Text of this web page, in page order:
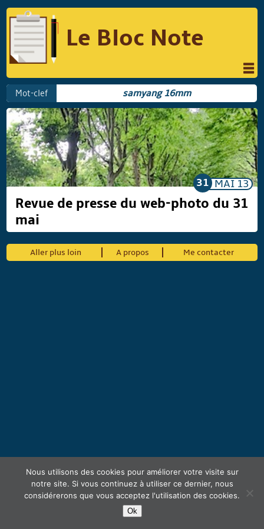
Le Bloc Note
INFORMATIQUE
MUSIQUE
PHOTOGRAPHIE
PODCAST
RÉFLEXIONS
REVUES DE PRESSE
COMPARATIF DES HYBRIDES
COMPARATIF DES APPAREILS REFLEX
Mot-clef samyang 16mm
31 MAI 13
Revue de presse du web-photo du 31
mai
Aller plus loin A propos Me contacter
Nous utilisons des cookies pour améliorer votre visite sur
notre site. Si vous continuez à utiliser ce dernier, nous
considérerons que vous acceptez l'utilisation des cookies.
Ok